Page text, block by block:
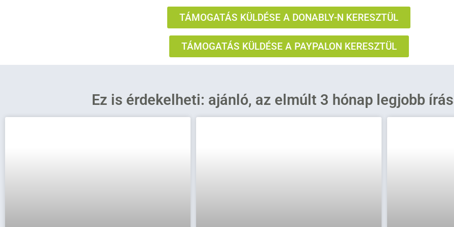
TÁMOGATÁS KÜLDÉSE A DONABLY-N KERESZTÜL
TÁMOGATÁS KÜLDÉSE A PAYPALON KERESZTÜL
Ez is érdekelheti: ajánló, az elmúlt 3 hónap legjobb